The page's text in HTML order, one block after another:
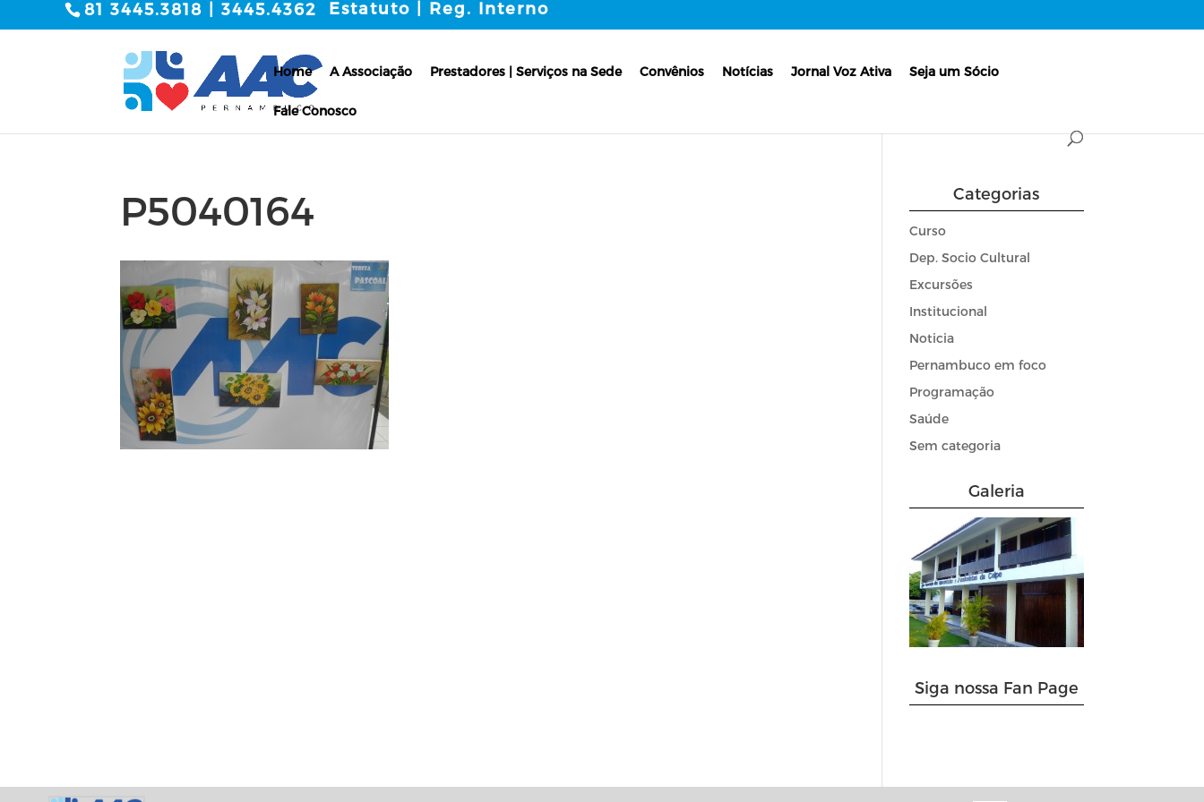
81 3445.3818 | 3445.4362 Estatuto | Reg. Interno
Home A Associação Prestadores | Serviços na Sede Convênios Notícias Jornal Voz Ativa Seja um Sócio
Fale Conosco
P5040164 Categorias
Curso
Dep. Socio Cultural
Excursões
Institucional
Noticia
Pernambuco em foco
Programação
Saúde
Sem categoria
Galeria
Siga nossa Fan Page